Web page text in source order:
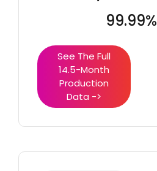
99.99%
See The Full
14.5-Month
Production
Data ->